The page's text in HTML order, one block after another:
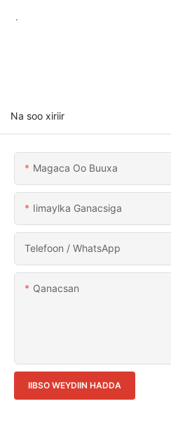
.
Na soo xiriir
Magaca Oo Buuxa
Iimaylka Ganacsiga
Telefoon / WhatsApp
Qanacsan
IIBSO WEYDIIN HADDA